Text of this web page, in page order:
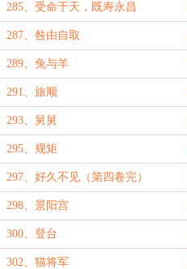
285、受命于天，既寿永昌
287、咎由自取
289、兔与羊
291、旅顺
293、舅舅
295、规矩
297、好久不见（第四卷完）
298、景阳宫
300、登台
302、猫将军